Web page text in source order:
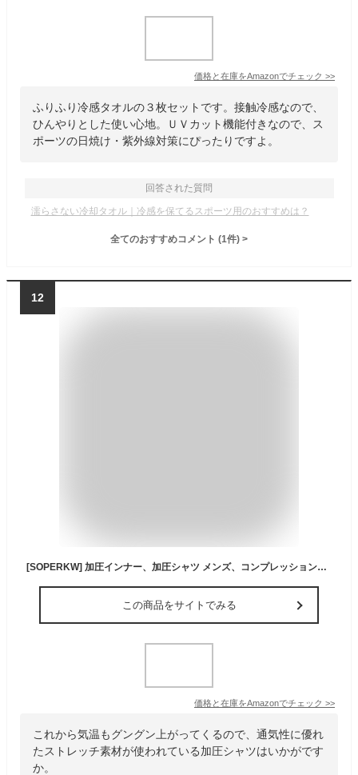
価格と在庫をAmazonでチェック >>
ふりふり冷感タオルの３枚セットです。接触冷感なので、
ひんやりとした使い心地。ＵＶカット機能付きなので、ス
ポーツの日焼け・紫外線対策にぴったりですよ。
回答された質問
濡らさない冷却タオル｜冷感を保てるスポーツ用のおすすめは？
全てのおすすめコメント (1件) >
12
[SOPERKW] 加圧インナー、加圧シャツ メンズ、コンプレッションウェア 、スリミングシャツ、コルセット、半袖シェイプウェア
この商品をサイトでみる
価格と在庫をAmazonでチェック >>
これから気温もグングン上がってくるので、通気性に優れ
たストレッチ素材が使われている加圧シャツはいかがです
か。